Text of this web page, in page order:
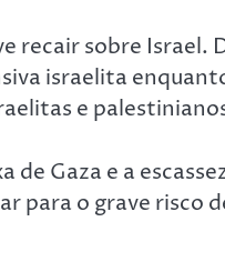
recair sobre Israel.
israelita
e
de Gaza e a
para o grave risco